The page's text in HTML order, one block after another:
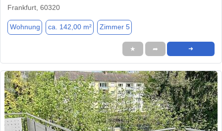
Frankfurt, 60320
Wohnung ca. 142,00 m² Zimmer 5
★ ➦ ➜